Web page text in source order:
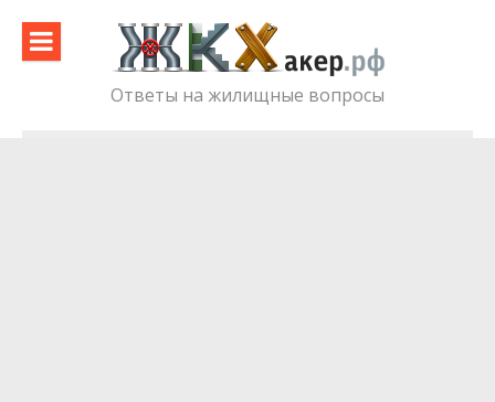
content
Ответы на жилищные вопросы